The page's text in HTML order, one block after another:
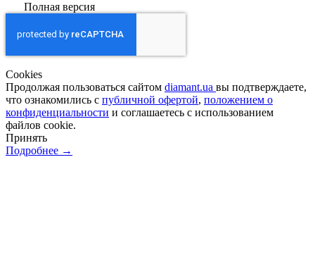
Полная версия
Сookies
Продолжая пользоваться сайтом diamant.ua вы подтверждаете,
что ознакомились с публичной офертой, положением о
конфиденциальности и соглашаетесь с использованием
файлов cookie.
Принять
Подробнее →